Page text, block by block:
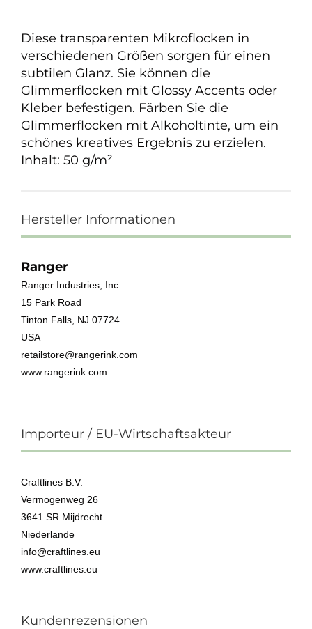
Diese transparenten Mikroflocken in
verschiedenen Größen sorgen für einen
subtilen Glanz. Sie können die
Glimmerflocken mit Glossy Accents oder
Kleber befestigen. Färben Sie die
Glimmerflocken mit Alkoholtinte, um ein
schönes kreatives Ergebnis zu erzielen.
Inhalt: 50 g/m²
Hersteller Informationen
Ranger
Ranger Industries, Inc.
15 Park Road
Tinton Falls, NJ 07724
USA
retailstore@rangerink.com
www.rangerink.com
Importeur / EU-Wirtschaftsakteur
Craftlines B.V.
Vermogenweg 26
3641 SR Mijdrecht
Niederlande
info@craftlines.eu
www.craftlines.eu
Kundenrezensionen